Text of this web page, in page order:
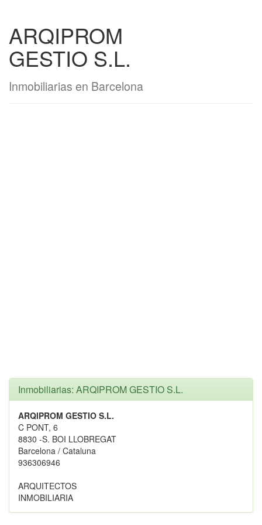
ARQIPROM
GESTIO S.L.
Inmobiliarias en Barcelona
Inmobiliarias: ARQIPROM GESTIO S.L.
ARQIPROM GESTIO S.L.
C PONT, 6
8830 -S. BOI LLOBREGAT
Barcelona / Cataluna
936306946
ARQUITECTOS
INMOBILIARIA